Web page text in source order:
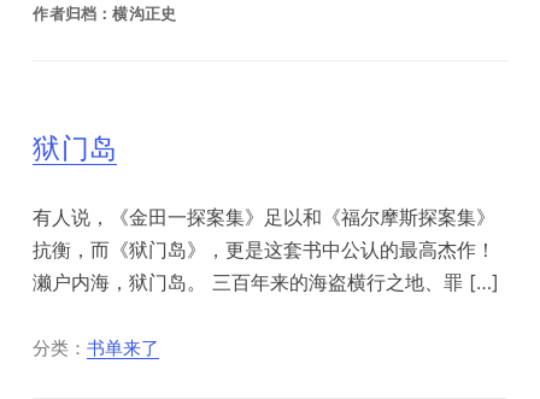
作者归档：横沟正史
狱门岛
有人说，《金田一探案集》足以和《福尔摩斯探案集》
抗衡，而《狱门岛》，更是这套书中公认的最高杰作！
濑户内海，狱门岛。 三百年来的海盗横行之地、罪 […]
分类：书单来了